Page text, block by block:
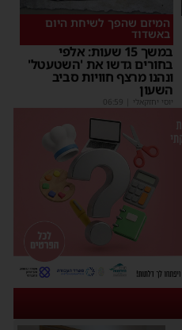
המיזם שהפך לשיחת היום
באשדוד
במשך 15 שעות: אלפי
בחורים גדשו את 'השטעטל'
ונהנו מרצף חוויות סביב
השעון
יוסי יחזקאלי 06:59